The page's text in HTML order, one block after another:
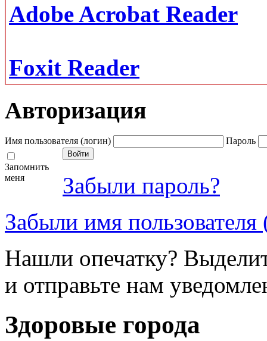
Adobe Acrobat Reader
Foxit Reader
Авторизация
Имя пользователя (логин) Пароль
Запомнить
меня
Забыли пароль?
Забыли имя пользователя
Нашли опечатку?
и отправьте нам
Здоровые города